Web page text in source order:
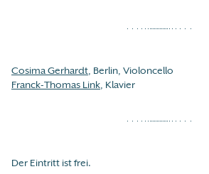
Cosima Gerhardt, Berlin, Violoncello
Franck-Thomas Link, Klavier
Der Eintritt ist frei.